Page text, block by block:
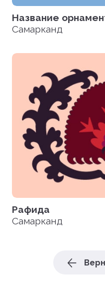
Название
Самарканд
Рафида
Самарканд